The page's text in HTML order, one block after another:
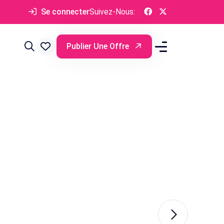
Se connecterSuivez-Nous:
Publier Une Offre